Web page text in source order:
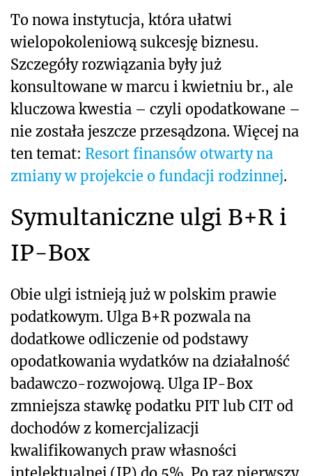
To nowa instytucja, która ułatwi
wielopokoleniową sukcesję biznesu.
Szczegóły rozwiązania były już
konsultowane w marcu i kwietniu br., ale
kluczowa kwestia – czyli opodatkowane –
nie została jeszcze przesądzona. Więcej na
ten temat: Resort finansów otwarty na
zmiany w projekcie o fundacji rodzinnej.
Symultaniczne ulgi B+R i
IP-Box
Obie ulgi istnieją już w polskim prawie
podatkowym. Ulga B+R pozwala na
dodatkowe odliczenie od podstawy
opodatkowania wydatków na działalność
badawczo-rozwojową. Ulga IP-Box
zmniejsza stawkę podatku PIT lub CIT od
dochodów z komercjalizacji
kwalifikowanych praw własności